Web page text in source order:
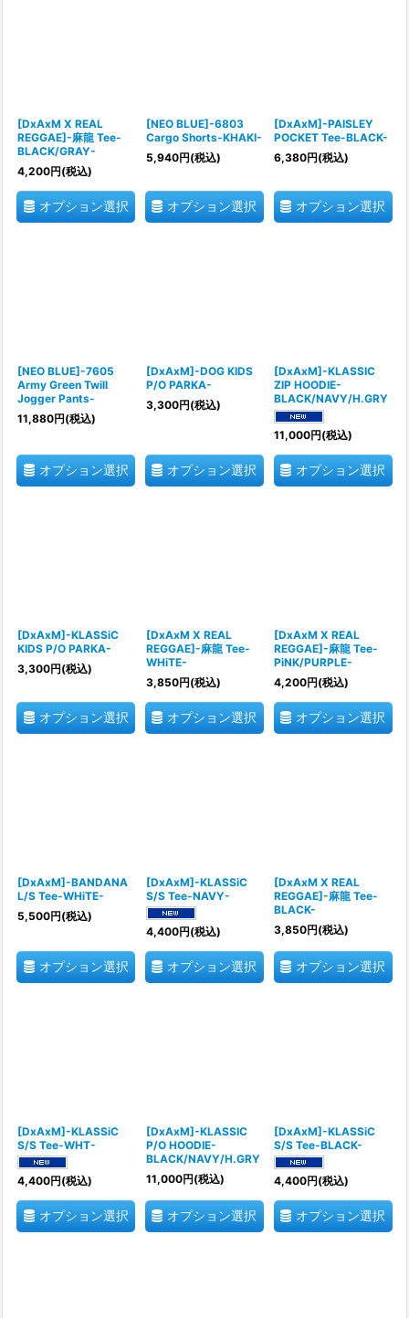
[DxAxM X REAL
REGGAE]-麻龍 Tee-
BLACK/GRAY-
4,200円(税込)
オプション選択
[NEO BLUE]-6803
Cargo Shorts-KHAKI-
5,940円(税込)
オプション選択
[DxAxM]-PAISLEY
POCKET Tee-BLACK-
6,380円(税込)
オプション選択
[NEO BLUE]-7605
Army Green Twill
Jogger Pants-
11,880円(税込)
オプション選択
[DxAxM]-DOG KIDS
P/O PARKA-
3,300円(税込)
オプション選択
[DxAxM]-KLASSIC
ZIP HOODIE-
BLACK/NAVY/H.GRY
11,000円(税込)
オプション選択
[DxAxM]-KLASSiC
KIDS P/O PARKA-
3,300円(税込)
オプション選択
[DxAxM X REAL
REGGAE]-麻龍 Tee-
WHiTE-
3,850円(税込)
オプション選択
[DxAxM X REAL
REGGAE]-麻龍 Tee-
PiNK/PURPLE-
4,200円(税込)
オプション選択
[DxAxM]-BANDANA
L/S Tee-WHiTE-
5,500円(税込)
オプション選択
[DxAxM]-KLASSiC
S/S Tee-NAVY-
4,400円(税込)
オプション選択
[DxAxM X REAL
REGGAE]-麻龍 Tee-
BLACK-
3,850円(税込)
オプション選択
[DxAxM]-KLASSiC
S/S Tee-WHT-
4,400円(税込)
オプション選択
[DxAxM]-KLASSIC
P/O HOODIE-
BLACK/NAVY/H.GRY
11,000円(税込)
オプション選択
[DxAxM]-KLASSiC
S/S Tee-BLACK-
4,400円(税込)
オプション選択